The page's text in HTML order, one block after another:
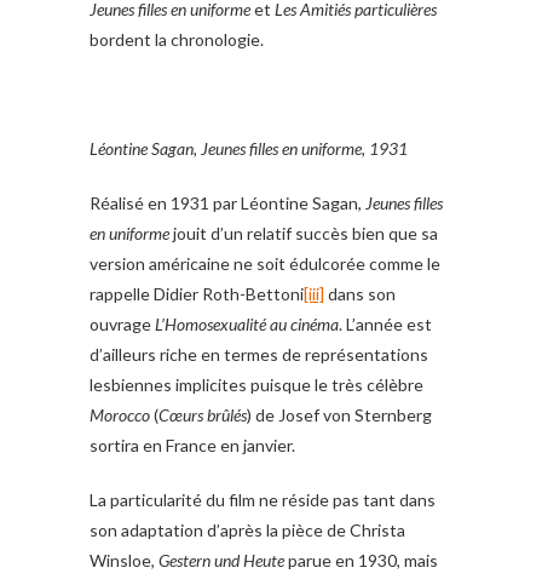
Jeunes filles en uniformeet Les Amitiés particulières
bordent la chronologie.
Léontine Sagan, Jeunes filles en uniforme, 1931
Réalisé en 1931 par Léontine Sagan, Jeunes filles
en uniformejouit d’un relatif succès bien que sa
version américaine ne soit édulcorée comme le
rappelle Didier Roth-Bettoni[iii] dans son
ouvrageL’Homosexualité au cinéma. L’année est
d’ailleurs riche en termes de représentations
lesbiennes implicites puisque le très célèbre
Morocco(Cœurs brûlés) de Josef von Sternberg
sortira en France en janvier.
La particularité du film ne réside pas tant dans
son adaptation d’après la pièce de Christa
Winsloe, Gestern und Heuteparue en 1930, mais